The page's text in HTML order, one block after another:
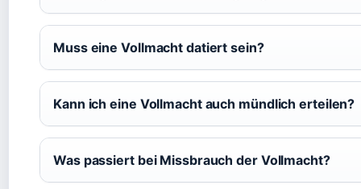
Muss eine Vollmacht datiert sein?
Kann ich eine Vollmacht auch mündlich erteilen?
Was passiert bei Missbrauch der Vollmacht?